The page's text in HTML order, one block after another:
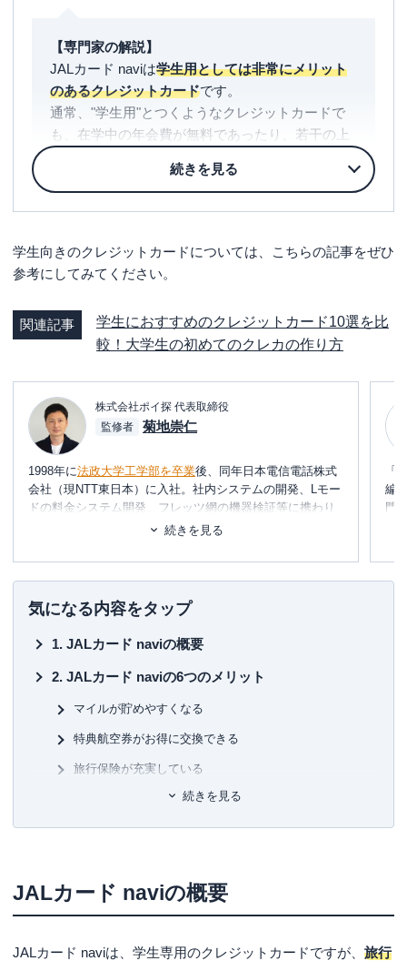
【専門家の解説】
JALカード naviは学生用としては非常にメリット
のあるクレジットカードです。
通常、"学生用"とつくようなクレジットカードで
も、在学中の年会費が無料であったり、若干の上
しかし、JALカード naviの場合はマイルの有効期
限が無期限になったり、通常4,950円（税込）のシ
ど、非常に好条件で保有できます。
さらに、貯まったマイルを効率よく利用する事も
特典航空券に交換可能です。
だけ条件の良いカードは他にないでしょう。
唯一のデメリットとしては
事です。
一人暮らしなどで水道光熱費などをJALカード
naviで支払っていると、旅費すらカード払いでき
ない可能性があります。
一時的に限度額アップ申請
ましょう。
一時増額は電話で申し込みできますが、JCBの場
合はwebでも申請が可能です。
学生向きのクレジットカードについては、こちらの記事をぜひ
参考にしてみてください。
関連記事
学生におすすめのクレジットカード10選を比
較！大学生の初めてのクレカの作り方
株式会社ポイ探 代表取締役
監修者
菊地崇仁
1998年に法政大学工学部を卒業後、同年日本電信電話株式
会社（現NTT東日本）に入社。社内システムの開発、Lモー
ドの料金システム開発、フレッツ網の機器検証等に携わり
2002年に退社。同年、友人と共に起業し、システムの設
2006年、ポイント交換案内サービス・ポイ探の開発に携わ
り、2011年3月
代表取締役に就任
掲載されているポイントは約230種類。ポイントやマイルを
中立の立場で語れる数少ない専門家として知られる。
約100枚のクレジットカードを保有、年間約150万円の年会
一般カードからプラチナカードまで幅広い層のカードを実
しか分からない信用できる情報提供を行っています。所有
されているすべてのカードを月に1度は必ず利用しながら、
【主な著書】
新かんたんポイント&カード生活 (自由国民ムック)
続きを見る
「
編
門
め
気になる内容をタップ
JALカード naviの概要
JALカード naviの6つのメリット
マイルが貯めやすくなる
特典航空券がお得に交換できる
旅行保険が充実している
在学中は年会費が無料
学生ならではの割引サービス「スカイメイト」が利用で
続きを見る
JALカード naviの概要
JALカード naviは、学生専用のクレジットカードですが、 旅行